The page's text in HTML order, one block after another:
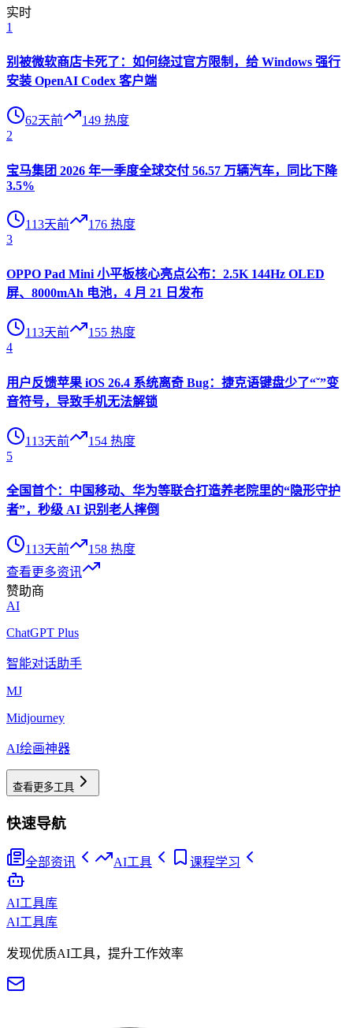
实时
1
别被微软商店卡死了：如何绕过官方限制，给 Windows 强行
安装 OpenAI Codex 客户端
62天前 149 热度
2
宝马集团 2026 年一季度全球交付 56.57 万辆汽车，同比下降
3.5%
113天前 176 热度
3
OPPO Pad Mini 小平板核心亮点公布：2.5K 144Hz OLED
屏、8000mAh 电池，4 月 21 日发布
113天前 155 热度
4
用户反馈苹果 iOS 26.4 系统离奇 Bug：捷克语键盘少了“ˇ”变
音符号，导致手机无法解锁
113天前 154 热度
5
全国首个：中国移动、华为等联合打造养老院里的“隐形守护
者”，秒级 AI 识别老人摔倒
113天前 158 热度
查看更多资讯
赞助商
AI
ChatGPT Plus
智能对话助手
MJ
Midjourney
AI绘画神器
查看更多工具
快速导航
全部资讯 AI工具 课程学习
AI工具库
AI工具库
发现优质AI工具，提升工作效率